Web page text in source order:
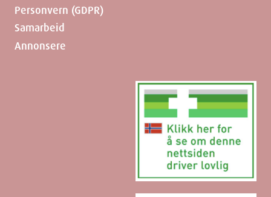
Personvern (GDPR)
Samarbeid
Annonsere